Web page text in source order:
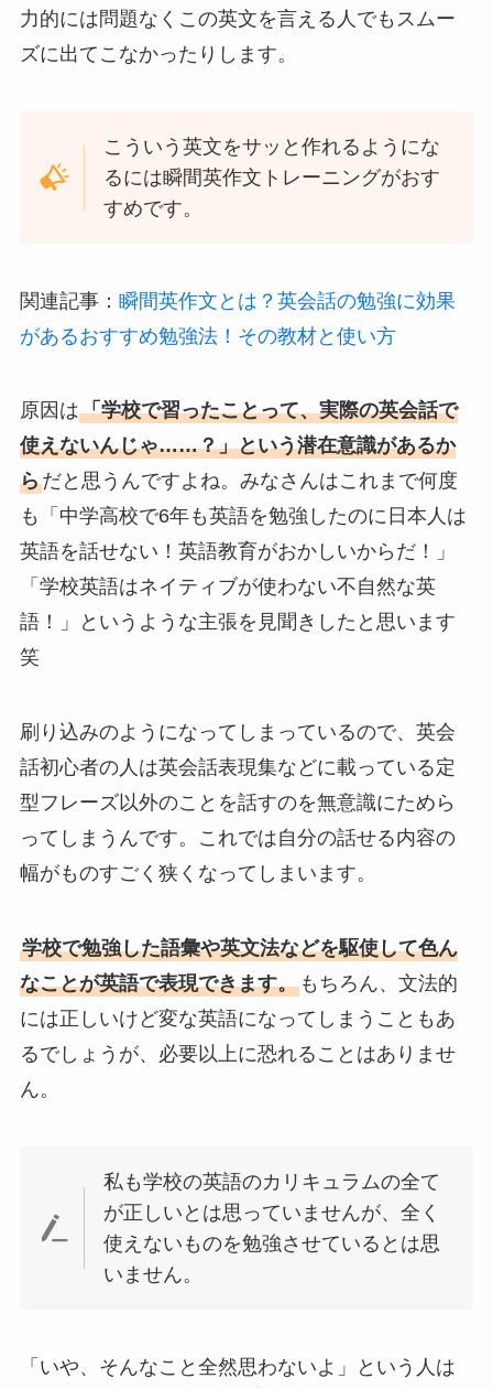
力的には問題なくこの英文を言える人でもスムー
ズに出てこなかったりします。
こういう英文をサッと作れるようにな
るには瞬間英作文トレーニングがおす
すめです。
関連記事： 瞬間英作文とは？英会話の勉強に効果
があるおすすめ勉強法！その教材と使い方
原因は「学校で習ったことって、実際の英会話で
使えないんじゃ……？」という潜在意識があるか
らだと思うんですよね。みなさんはこれまで何度
も「中学高校で6年も英語を勉強したのに日本人は
英語を話せない！英語教育がおかしいからだ！」
「学校英語はネイティブが使わない不自然な英
語！」というような主張を見聞きしたと思います
笑
刷り込みのようになってしまっているので、英会
話初心者の人は英会話表現集などに載っている定
型フレーズ以外のことを話すのを無意識にためら
ってしまうんです。これでは自分の話せる内容の
幅がものすごく狭くなってしまいます。
学校で勉強した語彙や英文法などを駆使して色ん
なことが英語で表現できます。もちろん、文法的
には正しいけど変な英語になってしまうこともあ
るでしょうが、必要以上に恐れることはありませ
ん。
私も学校の英語のカリキュラムの全て
が正しいとは思っていませんが、全く
使えないものを勉強させているとは思
いません。
「いや、そんなこと全然思わないよ」という人は